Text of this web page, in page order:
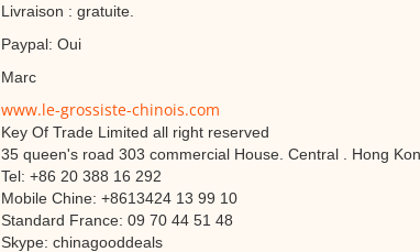
Livraison : gratuite.
Paypal: Oui
Marc
www.le-grossiste-chinois.com
Key Of Trade Limited all right reserved
35 queen's road 303 commercial House. Central . Hong
Tel: +86 20 388 16 292
Mobile Chine: +8613424 13 99 10
Standard France: 09 70 44 51 48
Skype: chinagooddeals